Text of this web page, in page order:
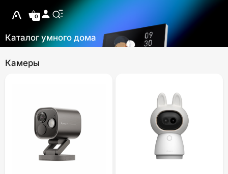
0
Каталог умного дома
Камеры